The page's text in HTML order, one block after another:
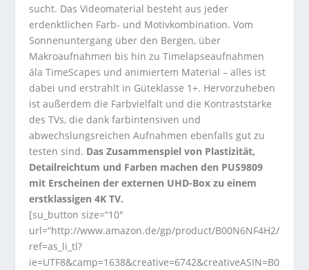
sucht. Das Videomaterial besteht aus jeder
erdenktlichen Farb- und Motivkombination. Vom
Sonnenuntergang über den Bergen, über
Makroaufnahmen bis hin zu Timelapseaufnahmen
ála TimeScapes und animiertem Material – alles ist
dabei und erstrahlt in Güteklasse 1+. Hervorzuheben
ist außerdem die Farbvielfalt und die Kontraststärke
des TVs, die dank farbintensiven und
abwechslungsreichen Aufnahmen ebenfalls gut zu
testen sind. Das Zusammenspiel von Plastizität,
Detailreichtum und Farben machen den PUS9809
mit Erscheinen der externen UHD-Box zu einem
erstklassigen 4K TV.
[su_button size=“10″
url=“http://www.amazon.de/gp/product/B00N6NF4H2/
ref=as_li_tl?
ie=UTF8&camp=1638&creative=6742&creativeASIN=B0